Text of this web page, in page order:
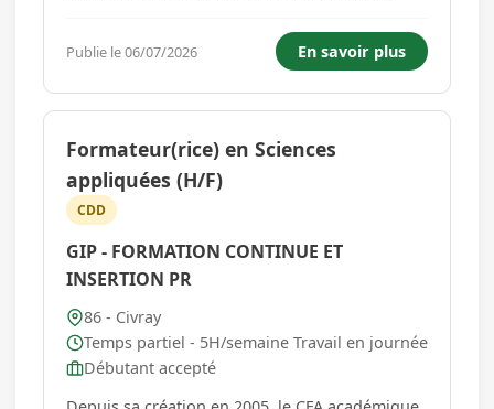
Maritime (17), les Deux-Sèvres (79) et la Vienne
(86). Le CFA académique propose des
formations en apprentissage...
Publie le 06/07/2026 En savoir plus
Formateur(rice) en Sciences
appliquées (H/F)
CDD
GIP - FORMATION CONTINUE ET
INSERTION PR
86 - Civray
Temps partiel - 5H/semaine Travail en journée
Débutant accepté